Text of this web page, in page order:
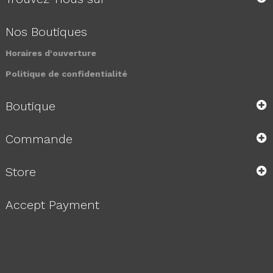
Nos Boutiques
Horaires d'ouverture
Politique de confidentialité
Boutique
Commande
Store
Accept Payment